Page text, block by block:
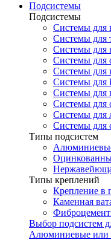
Подсистемы
Подсистемы
Системы для
Системы для
Системы для
Системы для
Системы для
Системы для
Системы для
Системы для
Системы для
Системы для
Типы подсистем
Типы креплений
Крепление в
Каменная
Выбор подсистем
Алюминиевые или